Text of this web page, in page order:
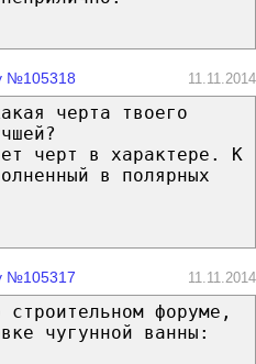
№105318 11.11.2014
черта твоего
черт в характере. К
в полярных
№105317 11.11.2014
форуме,
чугунной ванны: